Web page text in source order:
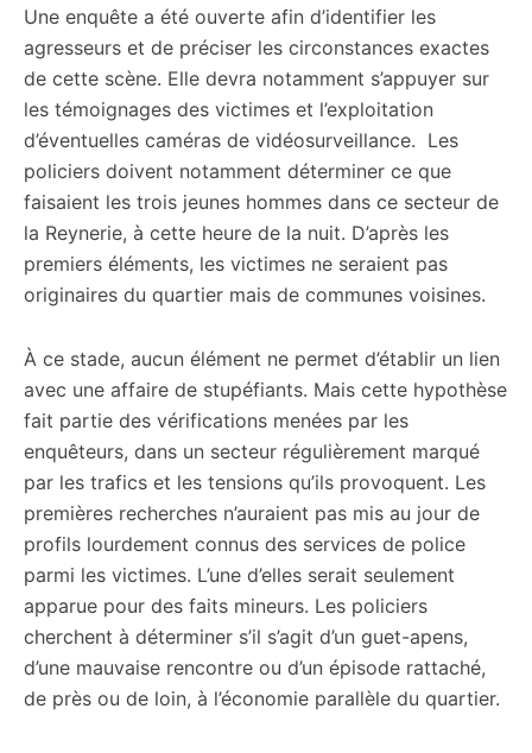
Une enquête a été ouverte afin d’identifier les
agresseurs et de préciser les circonstances exactes
de cette scène. Elle devra notamment s’appuyer sur
les témoignages des victimes et l’exploitation
d’éventuelles caméras de vidéosurveillance. Les
policiers doivent notamment déterminer ce que
faisaient les trois jeunes hommes dans ce secteur de
la Reynerie, à cette heure de la nuit. D’après les
premiers éléments, les victimes ne seraient pas
originaires du quartier mais de communes voisines.
À ce stade, aucun élément ne permet d’établir un lien
avec une affaire de stupéfiants. Mais cette hypothèse
fait partie des vérifications menées par les
enquêteurs, dans un secteur régulièrement marqué
par les trafics et les tensions qu’ils provoquent. Les
premières recherches n’auraient pas mis au jour de
profils lourdement connus des services de police
parmi les victimes. L’une d’elles serait seulement
apparue pour des faits mineurs. Les policiers
cherchent à déterminer s’il s’agit d’un guet-apens,
d’une mauvaise rencontre ou d’un épisode rattaché,
de près ou de loin, à l’économie parallèle du quartier.